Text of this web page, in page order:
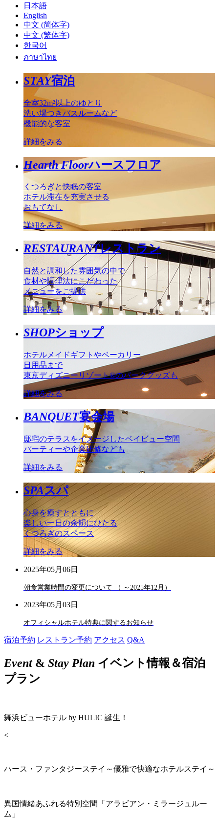
日本語
English
中文 (简体字)
中文 (繁体字)
한국어
ภาษาไทย
STAY宿泊
全室32m²以上のゆとり
洗い場つきバスルームなど
機能的な客室
詳細をみる
Hearth Floorハースフロア
くつろぎと快眠の客室
ホテル滞在を充実させる
おもてなし
詳細をみる
RESTAURANTレストラン
自然と調和した雰囲気の中で
食材や調理法にこだわった
メニューをご提供
詳細をみる
SHOPショップ
ホテルメイドギフトやベーカリー
日用品まで
東京ディズニーリゾート®のパークグッズも
詳細をみる
BANQUET宴会場
邸宅のテラスをイメージしたベイビュー空間
パーティーや企業研修なども
詳細をみる
SPAスパ
心身を癒すとともに
楽しい一日の余韻にひたる
くつろぎのスペース
詳細をみる
2025年05月06日
朝食営業時間の変更について （ ～2025年12月）
2023年05月03日
オフィシャルホテル特典に関するお知らせ
宿泊予約 レストラン予約 アクセス Q&A
Event& Stay Plan イベント情報＆宿泊
プラン
舞浜ビューホテル by HULIC 誕生！
<
ハース・ファンタジーステイ～優雅で快適なホテルステイ～
異国情緒あふれる特別空間「アラビアン・ミラージュルー
ム」